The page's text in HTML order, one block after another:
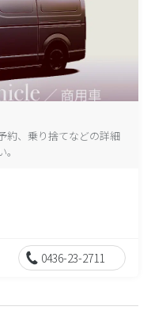
約、乗り捨てなどの詳細
0436-23-2711